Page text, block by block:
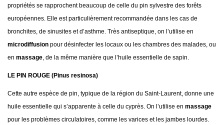
propriétés se rapprochent beaucoup de celle du pin sylvestre des forêts
européennes. Elle est particulièrement recommandée dans les cas de
bronchites, de sinusites et d’asthme. Très antiseptique, on l’utilise en
microdiffusion pour désinfecter les locaux ou les chambres des malades, ou
en massage, de la même manière que l’huile essentielle de sapin.
LE PIN ROUGE (Pinus resinosa)
Cette autre espèce de pin, typique de la région du Saint-Laurent, donne une
huile essentielle qui s’apparente à celle du cyprès. On l’utilise en massage
pour les problèmes circulatoires, comme les varices et les jambes lourdes.